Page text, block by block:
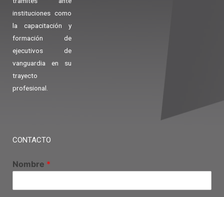
instituciones como
la capacitación y
formación de
ejecutivos de
vanguardia en su
trayecto
profesional.
CONTACTO
Nombre *